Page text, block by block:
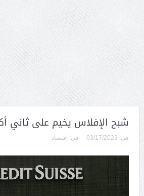
شبح الإفلاس يخيم على ثاني
فى: 03/17/2023 فى: إقتصاد